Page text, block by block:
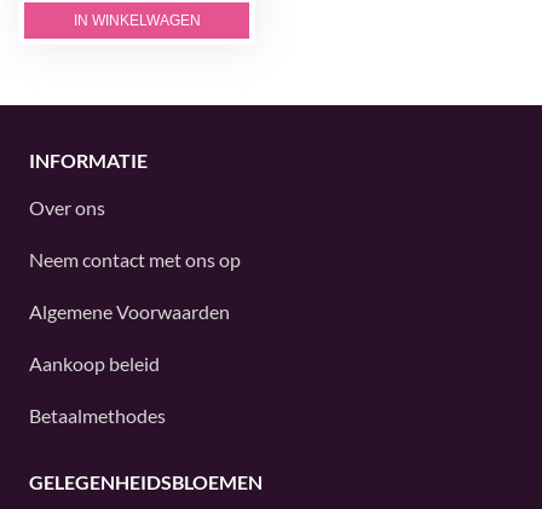
IN WINKELWAGEN
INFORMATIE
Over ons
Neem contact met ons op
Algemene Voorwaarden
Aankoop beleid
Betaalmethodes
GELEGENHEIDSBLOEMEN